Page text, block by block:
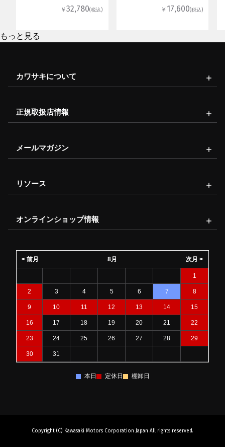
￥32,780(税込)
￥ 17,600(税込)
もっと見る
カワサキについて
正規取扱店情報
メールマガジン
リソース
オンラインショップ情報
8月
< 前月 次月 >
1
2 3 4 5 6 7 8
9 10 11 12 13 14 15
16 17 18 19 20 21 22
23 24 25 26 27 28 29
30 31
本日 定休日 棚卸日
Copyright (C) Kawasaki Motors Corporation Japan All rights reserved.